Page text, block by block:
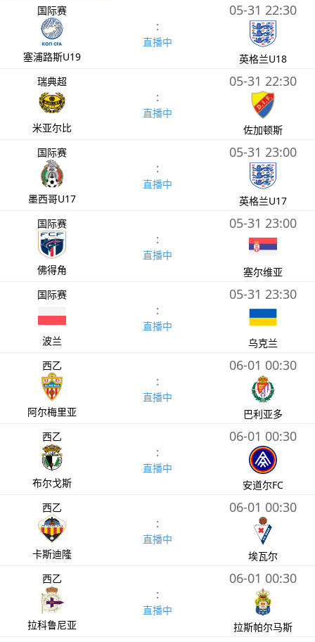
国际赛
塞浦路斯U19
:
直播中
05-31 22:30
英格兰U18
瑞典超
米亚尔比
:
直播中
05-31 22:30
佐加顿斯
国际赛
墨西哥U17
:
直播中
05-31 23:00
英格兰U17
国际赛
佛得角
:
直播中
05-31 23:00
塞尔维亚
国际赛
波兰
:
直播中
05-31 23:30
乌克兰
西乙
阿尔梅里亚
:
直播中
06-01 00:30
巴利亚多
西乙
布尔戈斯
:
直播中
06-01 00:30
安道尔FC
西乙
卡斯迪隆
:
直播中
06-01 00:30
埃瓦尔
西乙
拉科鲁尼亚
:
直播中
06-01 00:30
拉斯帕尔马斯